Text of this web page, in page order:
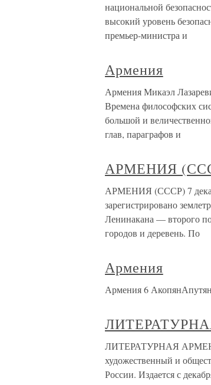
национальной
высокий уровень
премьер-министра и
Армения
Армения Микаэл
Времена философских
большой и
глав, параграфов и
АРМЕНИЯ
АРМЕНИЯ (СССР) 7
зарегистрировано
Ленинакана — второго
городов и деревень. По
Армения
Армения 6
ЛИТЕРАТУРНАЯ
художественный и
России. Издается с